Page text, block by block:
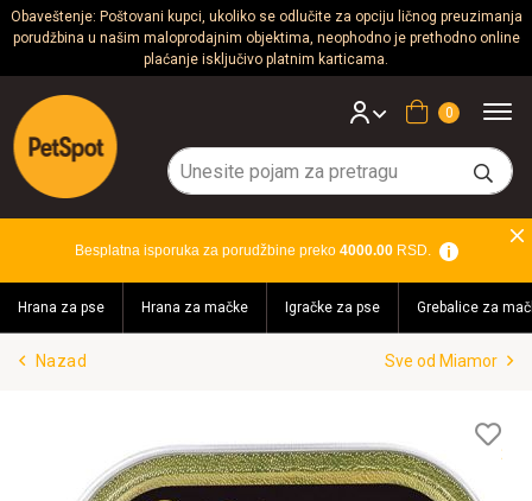
Obaveštenje: Poštovani kupci, ukoliko se odlučite za opciju ličnog preuzimanja
porudžbina u našim maloprodajnim objektima, neophodno je prethodno online
plaćanje isključivo platnim karticama.
Psi
Mačke
Glodari
Akvaristika
Teraristika
Brendovi
Korpa
Besplatna isporuka za porudžbine preko 4000.00RSD.
Hrana za pse Hrana za mačke Igračke za pse Grebalice za
Nazad Sve od Miamor